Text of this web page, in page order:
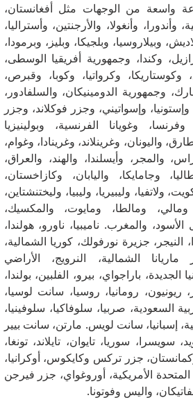
واسعة من الوجهات مثل أفغانستان،
وأندورا، وأنغولا، والأرجنتين، وأستراليا،
وبيلاروسيا، وبلجيكا، وبليز، وبرمودا،
وكندا، وجمهورية أفريقيا الوسطى،
وكرواتيا، وكوبا، وقبرص،
وجمهورية الدومينيكان، والسلفادور،
وإستونيا، وإسواتيني، وجزر فوكلاند، وجزر
وغويانا الفرنسية، وبولينيزيا
واليونان، وغرينلاند، وغرينادا، وغوام،
والمجر، وأيسلندا، والهند، والعراق،
وجامايكا، واليابان، وكازاخستان،
ولاتفيا، وليبيريا، وليبيا، وليختنشتاين،
ومالي، ومالطا، ومايوت، والمكسيك،
الأسود، والمغرب. ناميبيا، ناورو، هولندا،
النيجر، جزيرة نورفولك، كوريا الشمالية،
الشمالية، النرويج، الأراضي
الجديدة، باراجواي، بيرو، الفلبين، بولندا،
ريونيون، رومانيا، روسيا، سانت لوسيا،
السعودية، صربيا، سلوفاكيا، سلوفينيا،
إسبانيا، سانت لويس. مارتن، سانت بيير
سويسرا، سوريا، تايوان، تايلاند، تونغا،
جزر تركس وكايكوس، أوكرانيا،
المتحدة الأمريكية، أوروغواي، جزر فيرجن
واليس وفوتونا.